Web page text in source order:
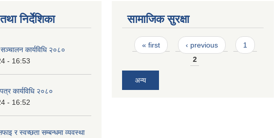
निर्देशिका
कार्यविधि २०८०
- 16:53
कार्यविधि २०८०
- 16:52
र स्वच्छता सम्बन्धमा व्यवस्था
सामाजिक सुरक्षा
Pages
« first ‹ previous
1
2
अन्य